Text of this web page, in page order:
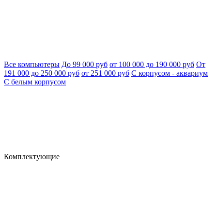
Все компьютеры До 99 000 руб от 100 000 до 190 000 руб От
191 000 до 250 000 руб от 251 000 руб С корпусом - аквариум
С белым корпусом
Комплектующие